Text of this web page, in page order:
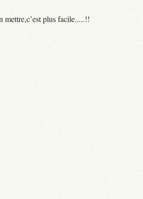
mettre,c’est plus facile.....!!